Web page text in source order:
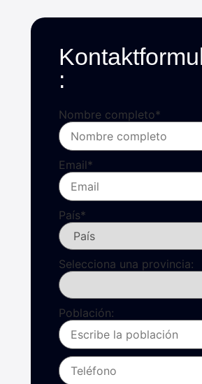
:
Nombre completo*
Email*
País*
Selecciona una provincia:
Población: